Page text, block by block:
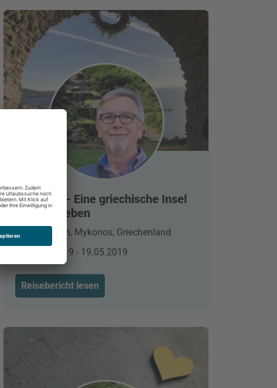
Mykonos - Eine griechische Insel
zum Verlieben
Elia Beach, Mykonos, Griechenland
15.05.2019 - 19.05.2019
Reisebericht lesen